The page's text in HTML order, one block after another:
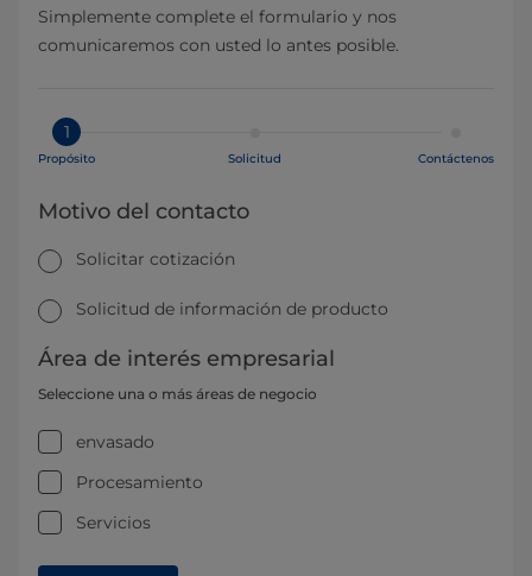
Simplemente complete el formulario y nos
comunicaremos con usted lo antes posible.
1
Propósito Solicitud Contáctenos
Motivo del contacto
Solicitar cotización
Solicitud de información de producto
Área de interés empresarial
Seleccione una o más áreas de negocio
envasado
Procesamiento
Servicios